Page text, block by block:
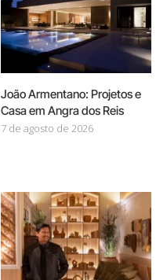
João Armentano: Projetos e
Casa em Angra dos Reis
7 de agosto de 2026